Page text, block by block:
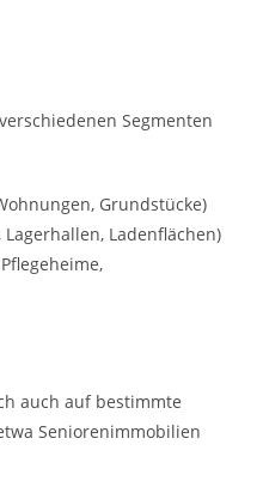
Segmenten
Grundstücke)
Lagerhallen, Ladenflächen)
auch auf bestimmte
Seniorenimmobilien